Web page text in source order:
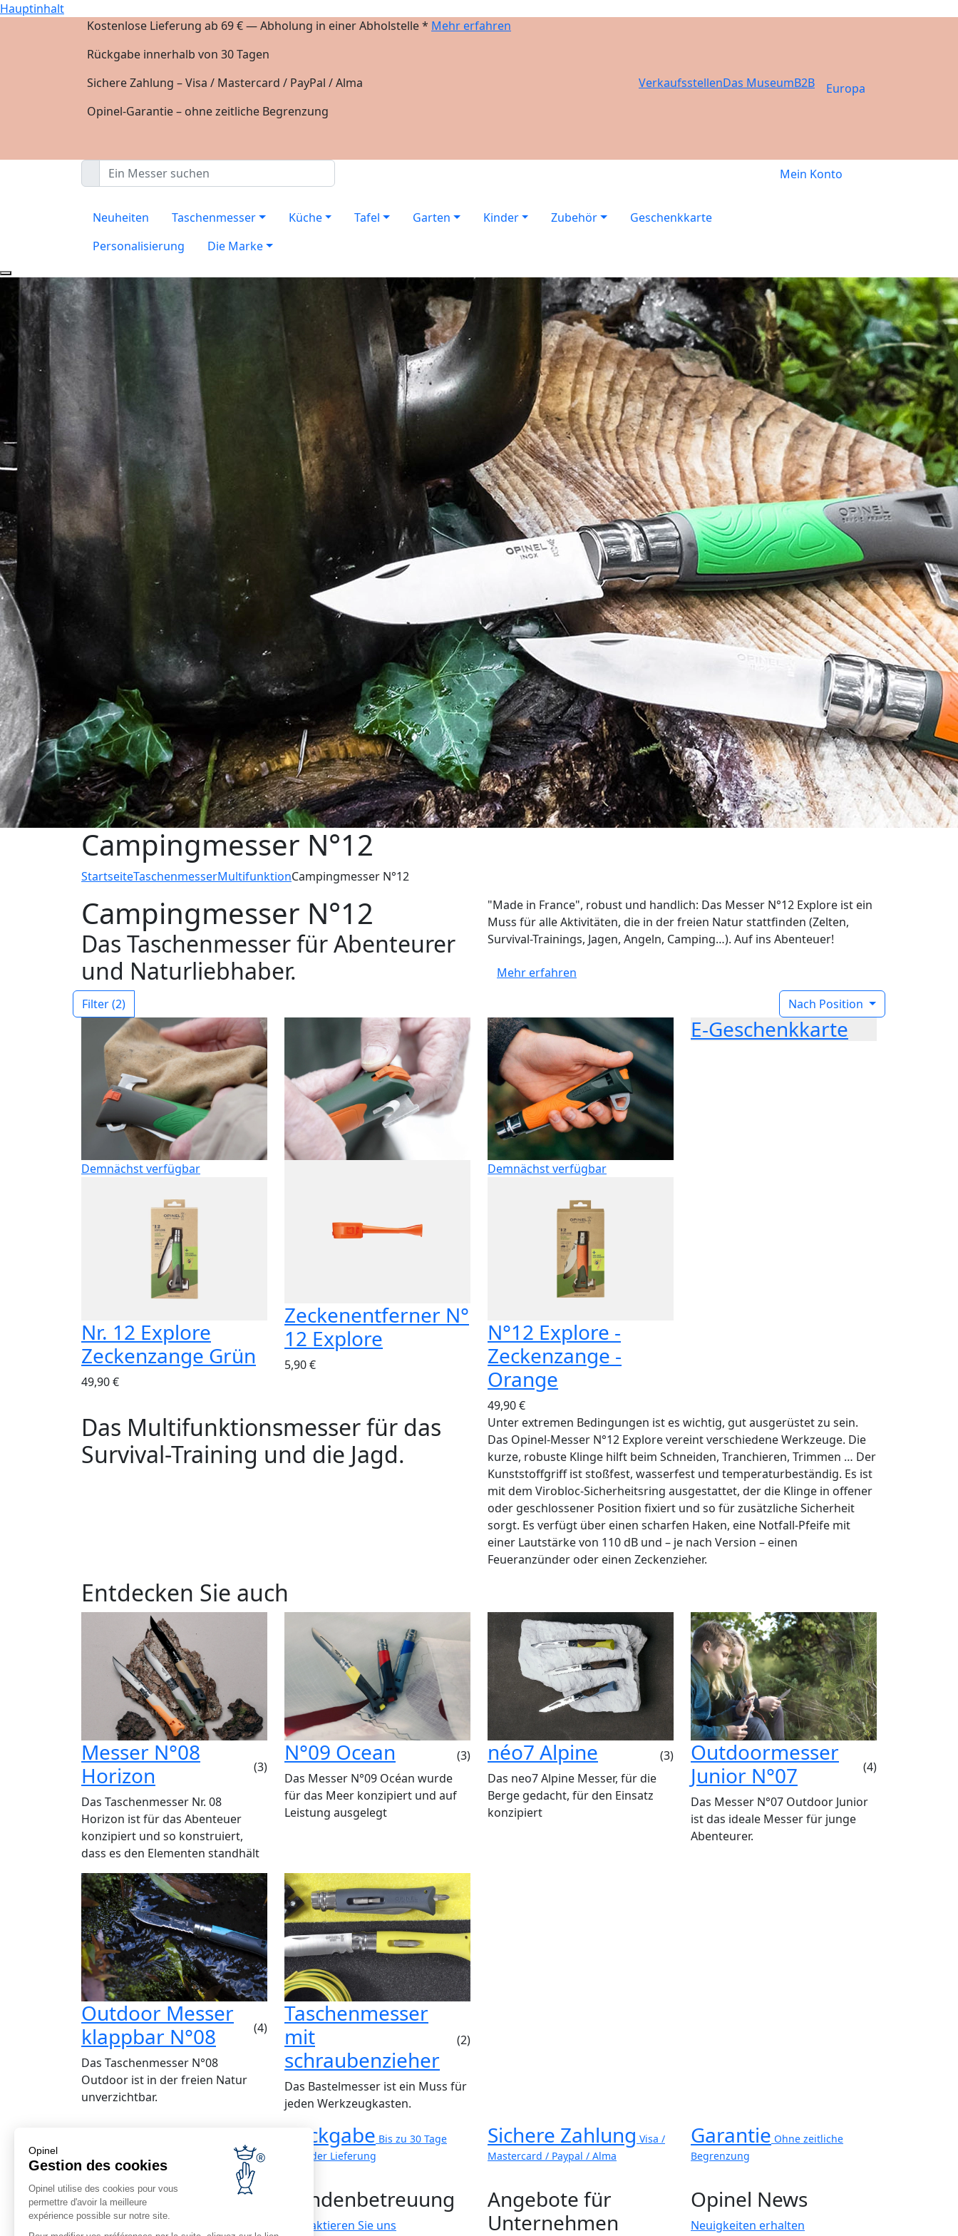
Opinel
Gestion des cookies
Opinel utilise des cookies pour vous
permettre d'avoir la meilleure
expérience possible sur notre site.
Hauptinhalt
Kostenlose Lieferung ab 69 € — Abholung in einer Abholstelle * Mehr erfahren
Rückgabe innerhalb von 30 Tagen
Sichere Zahlung – Visa / Mastercard / PayPal / Alma
Opinel-Garantie – ohne zeitliche Begrenzung
VerkaufsstellenDas MuseumB2B Europa
Mein Konto
Neuheiten Taschenmesser Küche Tafel Garten Kinder Zubehör
Geschenkkarte
Personalisierung
Die Marke
Campingmesser N°12
StartseiteTaschenmesserMultifunktionCampingmesser N°12
Campingmesser N°12
Das Taschenmesser für Abenteurer
und Naturliebhaber.
"Made in France", robust und handlich: Das Messer N°12 Explore ist ein
Muss für alle Aktivitäten, die in der freien Natur stattfinden (Zelten,
Survival-Trainings, Jagen, Angeln, Camping…). Auf ins Abenteuer!
Mehr erfahren
Filter(2) Nach Position
Demnächst verfügbar
Nr. 12 Explore
Zeckenzange Grün
49,90 €
Zeckenentferner N°
12 Explore
5,90 €
Demnächst verfügbar
N°12 Explore -
Zeckenzange -
Orange
49,90 €
E-Geschenkkarte
Das Multifunktionsmesser für das
Survival-Training und die Jagd.
Unter extremen Bedingungen ist es wichtig, gut ausgerüstet zu sein.
Das Opinel-Messer N°12 Explore vereint verschiedene Werkzeuge. Die
kurze, robuste Klinge hilft beim Schneiden, Tranchieren, Trimmen … Der
Kunststoffgriff ist stoßfest, wasserfest und temperaturbeständig. Es ist
mit dem Virobloc-Sicherheitsring ausgestattet, der die Klinge in offener
oder geschlossener Position fixiert und so für zusätzliche Sicherheit
sorgt. Es verfügt über einen scharfen Haken, eine Notfall-Pfeife mit
einer Lautstärke von 110 dB und – je nach Version – einen
Feueranzünder oder einen Zeckenzieher.
Entdecken Sie auch
Messer N°08
Horizon
(3)
Das Taschenmesser Nr. 08
Horizon ist für das Abenteuer
konzipiert und so konstruiert,
dass es den Elementen standhält
N°09 Ocean
(3)
Das Messer N°09 Océan wurde
für das Meer konzipiert und auf
Leistung ausgelegt
néo7 Alpine
(3)
Das neo7 Alpine Messer, für die
Berge gedacht, für den Einsatz
konzipiert
Outdoormesser
Junior N°07
(4)
Das Messer N°07 Outdoor Junior
ist das ideale Messer für junge
Abenteurer.
Outdoor Messer
klappbar N°08
(4)
Das Taschenmesser N°08
Outdoor ist in der freien Natur
unverzichtbar.
Taschenmesser
mit
schraubenzieher
(2)
Das Bastelmesser ist ein Muss für
jeden Werkzeugkasten.
Lieferung
Ab einem Einkauf
Rückgabe Bis zu 30 Tage
nach der Lieferung
Sichere Zahlung Visa /
Mastercard / Paypal / Alma
Garantie Ohne zeitliche
Begrenzung
Kundenbetreuung
Kontaktieren Sie uns
Angebote für
Unternehmen
Opinel News
Neuigkeiten erhalten